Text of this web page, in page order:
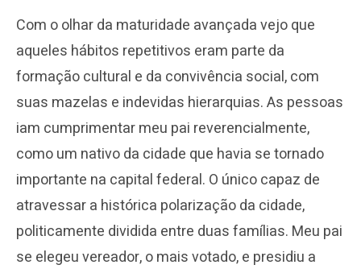
Com o olhar da maturidade avançada vejo que
aqueles hábitos repetitivos eram parte da
formação cultural e da convivência social, com
suas mazelas e indevidas hierarquias. As pessoas
iam cumprimentar meu pai reverencialmente,
como um nativo da cidade que havia se tornado
importante na capital federal. O único capaz de
atravessar a histórica polarização da cidade,
politicamente dividida entre duas famílias. Meu pai
se elegeu vereador, o mais votado, e presidiu a